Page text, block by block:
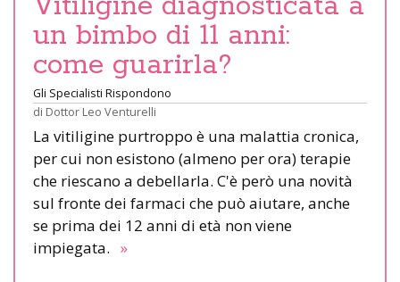
un bimbo di 11 anni:
come guarirla?
Gli Specialisti Rispondono
di Dottor Leo Venturelli
La vitiligine purtroppo è una malattia cronica,
per cui non esistono (almeno per ora) terapie
che riescano a debellarla. C'è però una novità
sul fronte dei farmaci che può aiutare, anche
se prima dei 12 anni di età non viene
impiegata. »